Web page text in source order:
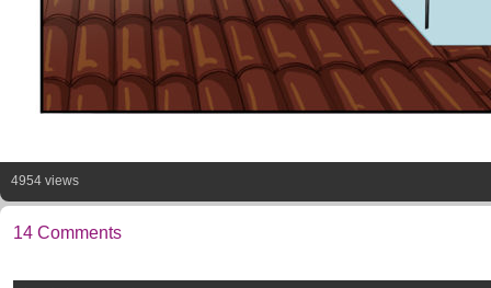
4954 views
14 Comments